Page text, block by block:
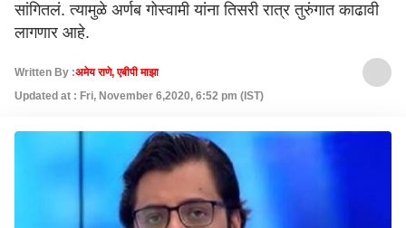
सांगितलं. त्यामुळे अर्णब गोस्वामी यांना तिसरी रात्र तुरुंगात काढावी
लागणार आहे.
Written By :अमेय राणे, एबीपी माझा
Updated at : Fri, November 6,2020, 6:52 pm (IST)